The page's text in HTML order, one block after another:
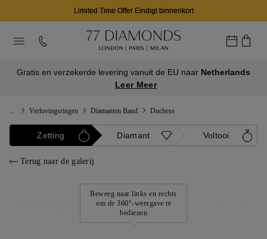
Limited Time Offer Eindigt binnenkort
Gratis en verzekerde levering vanuit de EU naar Netherlands
Leer Meer
Verlovingsringen Diamanten Band Duchess
Zetting Diamant Voltooi
Terug naar de galerij
Beweeg naar links en rechts
om de 360°-weergave te
bedienen